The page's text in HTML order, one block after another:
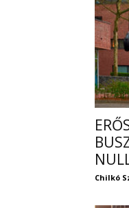
Chilkó